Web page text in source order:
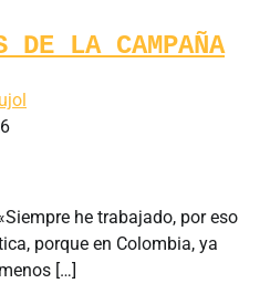
LA CAMPAÑA
he trabajado, por eso
porque en Colombia, ya
[…]